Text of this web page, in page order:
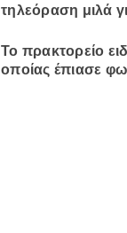
τηλεόραση μιλά
Το πρακτορείο
οποίας έπιασε